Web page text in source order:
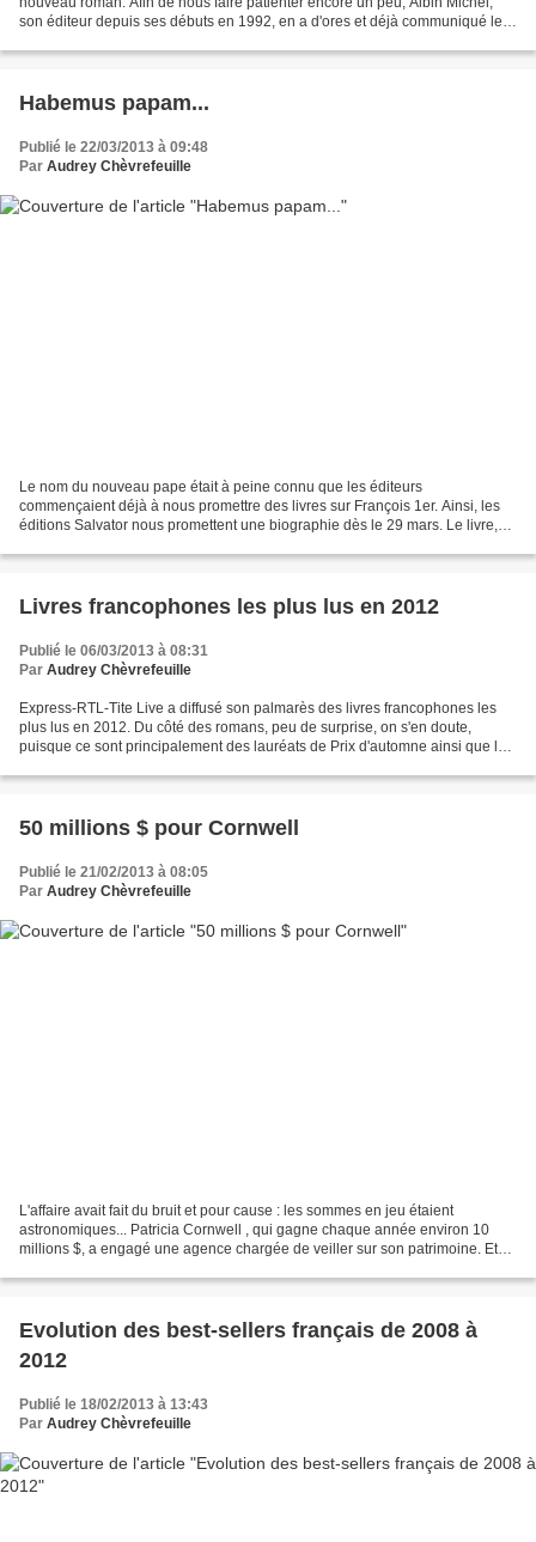
son éditeur depuis ses débuts en 1992, en a d'ores et déjà communiqué le
Habemus papam...
Publié le 22/03/2013 à 09:48
Par Audrey Chèvrefeuille
Le nom du nouveau pape était à peine connu que les éditeurs
commençaient déjà à nous promettre des livres sur François 1er. Ainsi, les
éditions Salvator nous promettent une biographie dès le 29 mars. Le livre,
Livres francophones les plus lus en 2012
Publié le 06/03/2013 à 08:31
Par Audrey Chèvrefeuille
Express-RTL-Tite Live a diffusé son palmarès des livres francophones les
plus lus en 2012. Du côté des romans, peu de surprise, on s'en doute,
puisque ce sont principalement des lauréats de Prix d'automne ainsi que le
50 millions $ pour Cornwell
Publié le 21/02/2013 à 08:05
Par Audrey Chèvrefeuille
L'affaire avait fait du bruit et pour cause : les sommes en jeu étaient
astronomiques... Patricia Cornwell , qui gagne chaque année environ 10
millions $, a engagé une agence chargée de veiller sur son patrimoine. Et
Evolution des best-sellers français de 2008 à
2012
Publié le 18/02/2013 à 13:43
Par Audrey Chèvrefeuille